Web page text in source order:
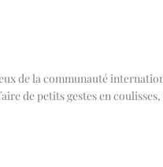
de la communauté
de petits gestes en